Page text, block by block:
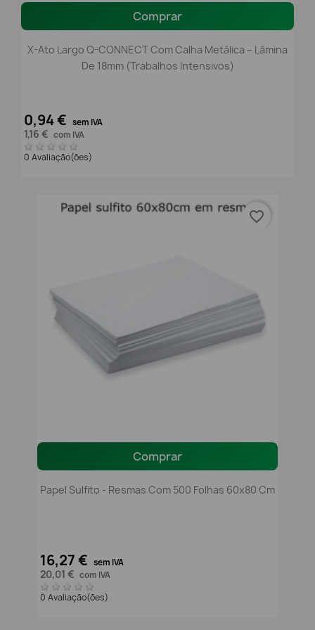
Comprar
X-Ato Largo Q-CONNECT Com Calha Metálica – Lâmina
De 18mm (Trabalhos Intensivos)
0,94 € sem IVA
1,16 € com IVA
0 Avaliação(ões)
Comprar
Papel Sulfito - Resmas Com 500 Folhas 60x80 Cm
16,27 € sem IVA
20,01 € com IVA
0 Avaliação(ões)
favorite_border